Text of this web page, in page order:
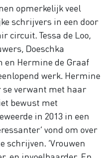
opmerkelijk veel
schrijvers in een door
circuit. Tessa de Loo,
Doeschka
en Hermine de Graaf
werk. Hermine
se verwant met haar
bewust met
in 2013 in een
vond om over
schrijven. ‘Vrouwen